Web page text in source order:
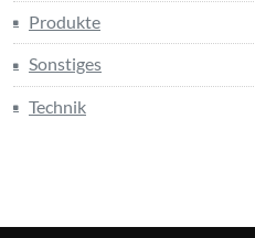
Produkte
Sonstiges
Technik